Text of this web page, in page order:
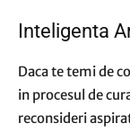
Inteligenta
Daca te temi de
in procesul de
reconsideri